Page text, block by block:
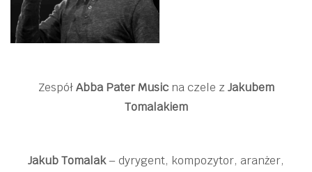
ZespółAbba Pater Music na czele z Jakubem
Tomalakiem
Jakub Tomalak– dyrygent, kompozytor, aranżer,